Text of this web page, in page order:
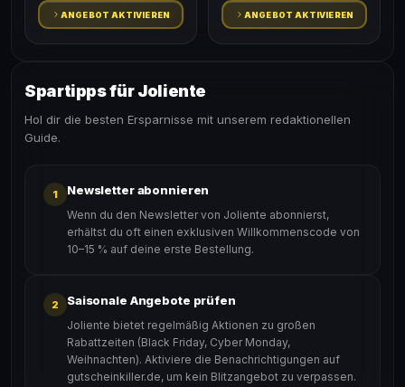
ANGEBOT AKTIVIEREN ANGEBOT AKTIVIEREN
Spartipps für Joliente
Hol dir die besten Ersparnisse mit unserem redaktionellen
Guide.
1 Newsletter abonnieren
Wenn du den Newsletter von Joliente abonnierst,
erhältst du oft einen exklusiven Willkommenscode von
10–15 % auf deine erste Bestellung.
2 Saisonale Angebote prüfen
Joliente bietet regelmäßig Aktionen zu großen
Rabattzeiten (Black Friday, Cyber Monday,
Weihnachten). Aktiviere die Benachrichtigungen auf
gutscheinkiller.de, um kein Blitzangebot zu verpassen.